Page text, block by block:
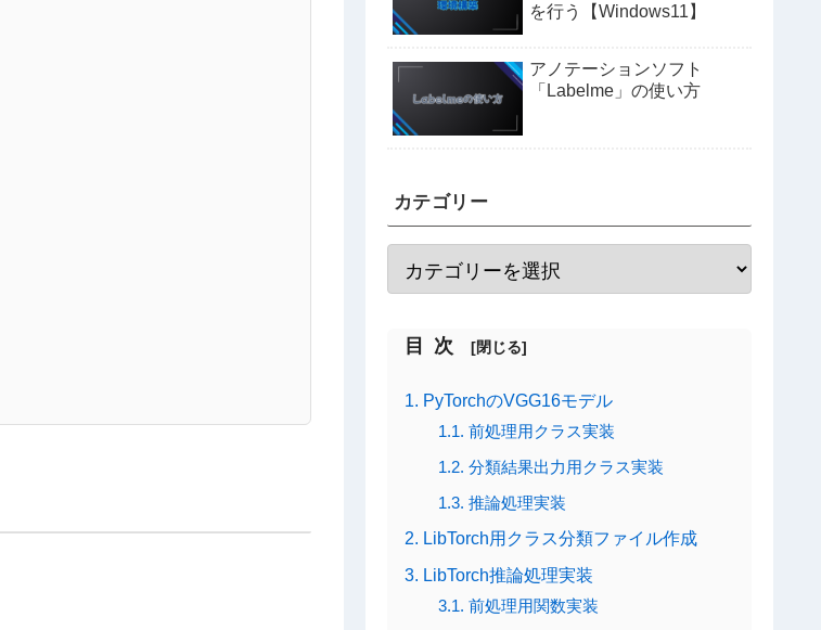
を行う【Windows11】
アノテーションソフト
「Labelme」の使い方
カテゴリー
目次
1. PyTorchのVGG16モデル
1.1. 前処理用クラス実装
1.2. 分類結果出力用クラス実装
1.3. 推論処理実装
2. LibTorch用クラス分類ファイル作成
3. LibTorch推論処理実装
3.1. 前処理用関数実装